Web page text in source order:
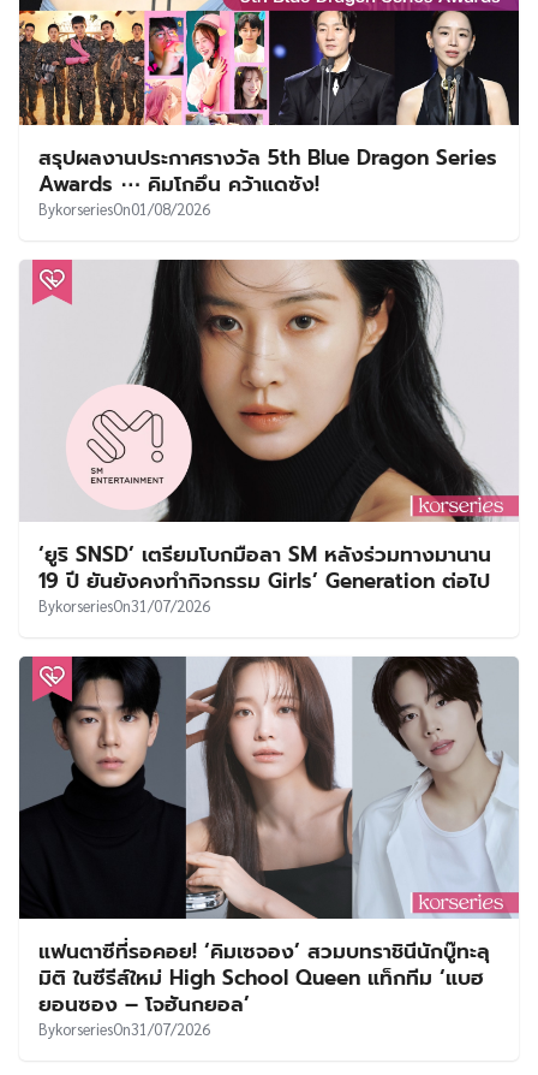
สรุปผลงานประกาศรางวัล 5th Blue Dragon Series
Awards ⋯ คิมโกอึน คว้าแดซัง!
BykorseriesOn01/08/2026
‘ยูริ SNSD’ เตรียมโบกมือลา SM หลังร่วมทางมานาน
19 ปี ยันยังคงทำกิจกรรม Girls’ Generation ต่อไป
BykorseriesOn31/07/2026
แฟนตาซีที่รอคอย! ‘คิมเซจอง’ สวมบทราชินีนักบู๊ทะลุ
มิติ ในซีรีส์ใหม่ High School Queen แท็กทีม ‘แบฮ
ยอนซอง – โจฮันกยอล’
BykorseriesOn31/07/2026